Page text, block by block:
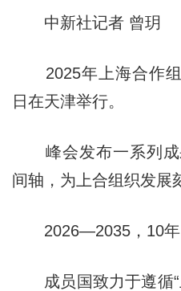
中新社记者 曾玥
2025年上海合作组
日在天津举行。
峰会发布一系列成
间轴，为上合组织发展
2026—2035，10年
成员国致力于遵循“